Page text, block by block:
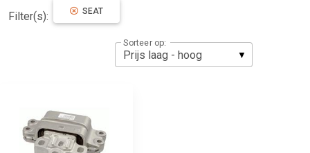
Filter(s): SEAT
Sorteer op: